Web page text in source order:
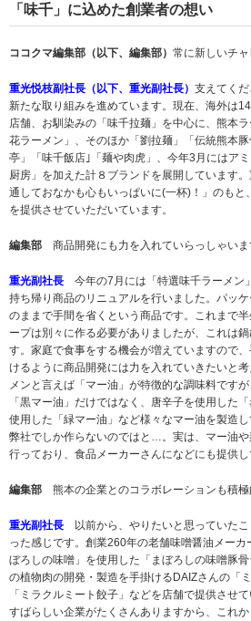
「味千」に込めた創業者の想い
ココクマ編集部（以下、編集部） 常に新しいチ
重光悦枝副社長（以下、重光副社長） 支えてく
新たな取り組みを進めています。現在、海外は
店舗、お馴染みの「味千拉麺」を中心に、熊本
花ラーメン」、そのほか「劉拉麺」「伝統熊本
亭」「味千飯店｣「麺や肉虎」、今年3月にはア
厨房」を加えた計８ブランドを展開しています
通しておなかも心もいっぱいに(一杯)！」のもと
を提供させていただいています。
編集部 商品開発にも力を入れていらっしゃいま
重光副社長 今年の7月には「特選味千ラーメン
持ち帰り商品のリニュアルを行いました。パッ
のままで手間を省くという商品です。これまで
ープは別々に作る必要がありましたが、これは
す。家庭で食事をする機会が増えていますので
けるように商品開発には力を入れていきたいと
メンと言えば「マー油」が特徴的な調味料です
「黒マー油」だけではなく、唐辛子を使用した
使用した「緑マー油」など様々なマー油を製造
弊社でしか作らないのではと…。実は、マー油
行っており、食品メーカーさんになどにも提供し
編集部 熊本の企業とのコラボレーションも積
重光副社長 以前から、やりたいと思っていた
った感じです。創業260年の老舗味噌醤油メーカ
ぼろしの味噌」を使用した「まぼろしの味噌豚
の植物肉の開発・製造を手掛けるDAIZさんの「
「ミラクルミート餃子」などを店舗で提供させ
すばらしい企業がたくさんありますから、これ